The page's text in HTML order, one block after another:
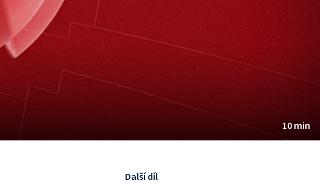
10 min
Další díl